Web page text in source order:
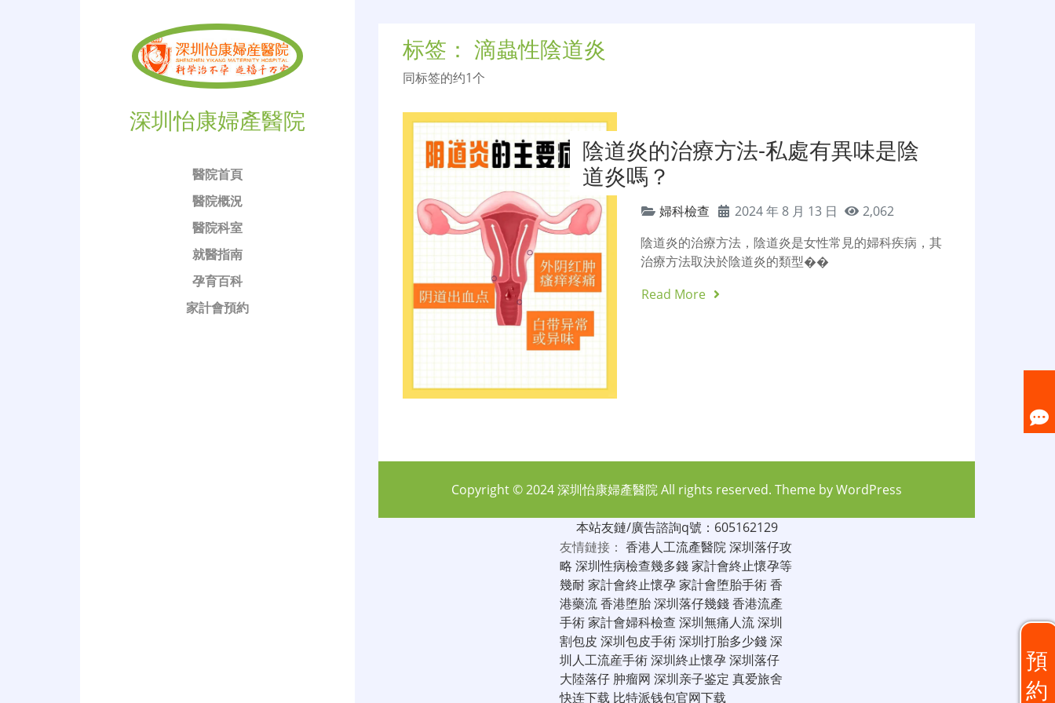
深圳怡康婦產醫院
醫院首頁
醫院概況
醫院科室
就醫指南
孕育百科
家計會預約
标签： 滴蟲性陰道炎
同标签的约1个
陰道炎的治療方法-私處有異味是陰
道炎嗎？
婦科檢查 2024 年 8 月 13 日
2,062
陰道炎的治療方法，陰道炎是女性常見的婦科疾病，其
治療方法取決於陰道炎的類型��
Read More
預
約
Copyright © 2024深圳怡康婦產醫院All rights reserved. Theme byWordPress
本站友鏈/廣告諮詢q號：605162129
友情鏈接： 香港人工流產醫院深圳落仔攻
略 深圳性病檢查幾多錢家計會終止懷孕等
幾耐家計會終止懷孕家計會堕胎手術香
港藥流香港堕胎深圳落仔幾錢香港流產
手術家計會婦科檢查 深圳無痛人流深圳
割包皮 深圳包皮手術深圳打胎多少錢深
圳人工流産手術深圳終止懷孕深圳落仔
大陸落仔 肿瘤网 深圳亲子鉴定 真爱旅舍
快连下载 比特派钱包官网下载